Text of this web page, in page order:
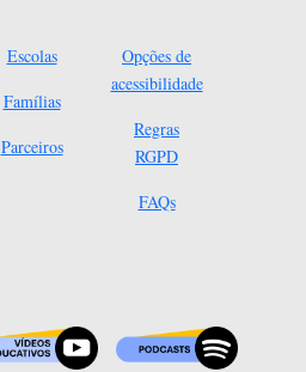
Escolas
Famílias
Parceiros
Opções de
acessibilidade
Regras
RGPD
FAQs